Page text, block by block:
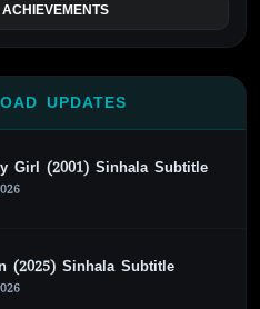
UPDATES
Girl (2001) Sinhala Subtitle
(2025) Sinhala Subtitle